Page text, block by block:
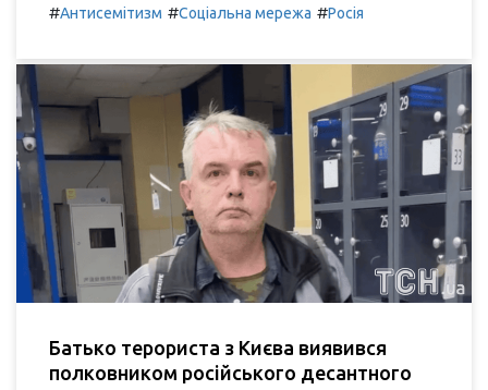
#Антисемітизм #Соціальна мережа #Росія
Батько терориста з Києва виявився
полковником російського десантного